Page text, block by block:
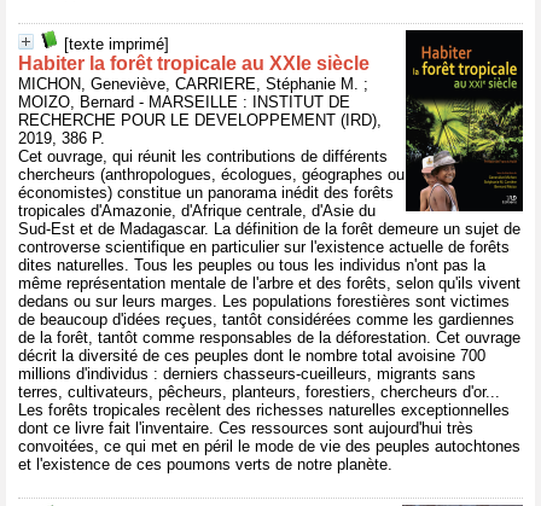
[texte imprimé]
Habiter la forêt tropicale au XXIe siècle
MICHON, Geneviève, CARRIERE, Stéphanie M. ;
MOIZO, Bernard - MARSEILLE : INSTITUT DE
RECHERCHE POUR LE DEVELOPPEMENT (IRD),
2019, 386 P.
Cet ouvrage, qui réunit les contributions de différents
chercheurs (anthropologues, écologues, géographes ou
économistes) constitue un panorama inédit des forêts
tropicales d'Amazonie, d'Afrique centrale, d'Asie du
Sud-Est et de Madagascar. La définition de la forêt demeure un sujet de
controverse scientifique en particulier sur l'existence actuelle de forêts
dites naturelles. Tous les peuples ou tous les individus n'ont pas la
même représentation mentale de l'arbre et des forêts, selon qu'ils vivent
dedans ou sur leurs marges. Les populations forestières sont victimes
de beaucoup d'idées reçues, tantôt considérées comme les gardiennes
de la forêt, tantôt comme responsables de la déforestation. Cet ouvrage
décrit la diversité de ces peuples dont le nombre total avoisine 700
millions d'individus : derniers chasseurs-cueilleurs, migrants sans
terres, cultivateurs, pêcheurs, planteurs, forestiers, chercheurs d'or...
Les forêts tropicales recèlent des richesses naturelles exceptionnelles
dont ce livre fait l'inventaire. Ces ressources sont aujourd'hui très
convoitées, ce qui met en péril le mode de vie des peuples autochtones
et l'existence de ces poumons verts de notre planète.